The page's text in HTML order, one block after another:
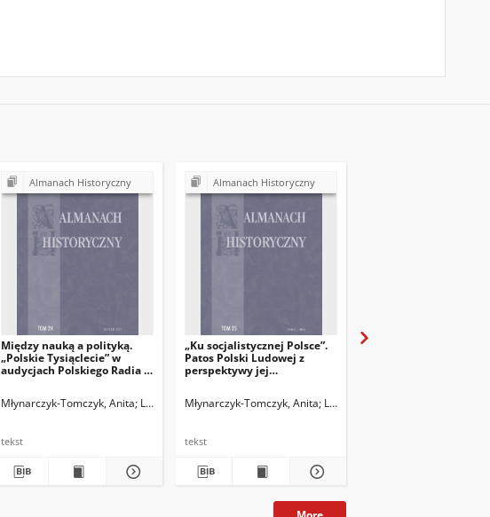
Almanach Historyczny
Między nauką a polityką.
„Polskie Tysiąclecie” w
audycjach Polskiego Radia z
Młynarczyk-Tomczyk, Anita Legieć, Jacek. Red.
tekst
Almanach Historyczny
„Ku socjalistycznej Polsce”.
Patos Polski Ludowej z
perspektywy jej
Młynarczyk-Tomczyk, Anita Legieć, Jacek. Red.
tekst